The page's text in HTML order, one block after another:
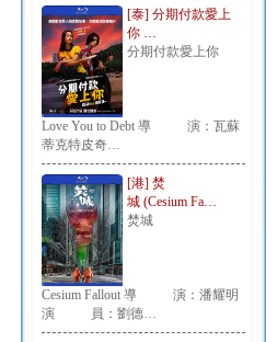
[泰] 分期付款愛上
你 …
分期付款愛上你
Love You to Debt 導 演：瓦蘇
蒂克特皮奇…
[港] 焚
城 (Cesium Fa…
焚城
Cesium Fallout 導 演：潘耀明
演 員：劉德…